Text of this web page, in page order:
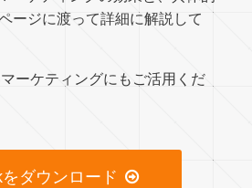
ージに渡って詳細に解説して
ーケティングにもご活用くだ
ダウンロード